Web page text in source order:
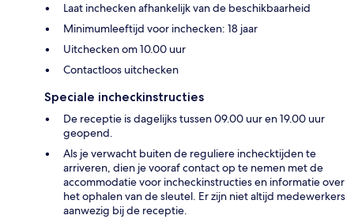
Laat inchecken afhankelijk van de beschikbaarheid
Minimumleeftijd voor inchecken: 18 jaar
Uitchecken om 10.00 uur
Contactloos uitchecken
Speciale incheckinstructies
De receptie is dagelijks tussen 09.00 uur en 19.00 uur
geopend.
Als je verwacht buiten de reguliere inchecktijden te
arriveren, dien je vooraf contact op te nemen met de
accommodatie voor incheckinstructies en informatie over
het ophalen van de sleutel. Er zijn niet altijd medewerkers
aanwezig bij de receptie.